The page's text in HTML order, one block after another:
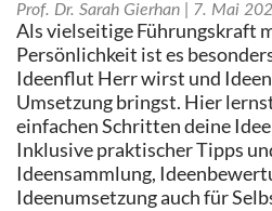
Prof. Dr. Sarah Gierhan 7. Mai
Als vielseitige Führungskraft
Persönlichkeit ist es
Ideenflut Herr wirst und
Umsetzung bringst. Hier
einfachen Schritten deine
Inklusive praktischer Tipps
Ideensammlung,
Ideenumsetzung auch für